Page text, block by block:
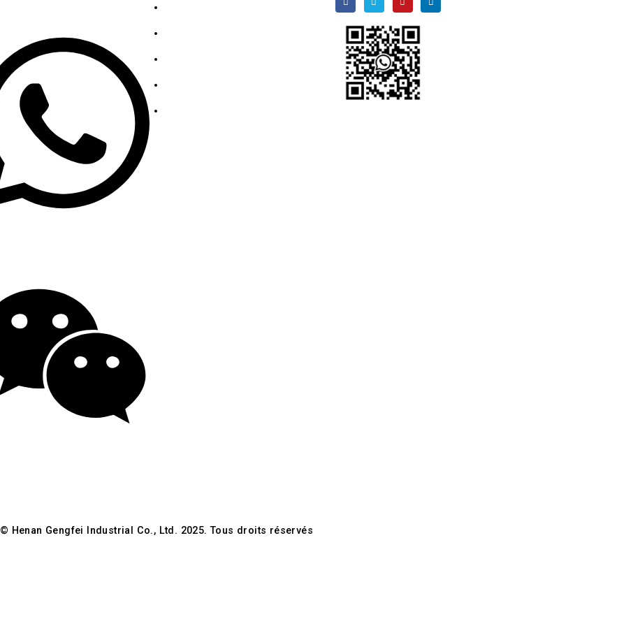
© Henan Gengfei Industrial Co., Ltd. 2025. Tous droits réservés